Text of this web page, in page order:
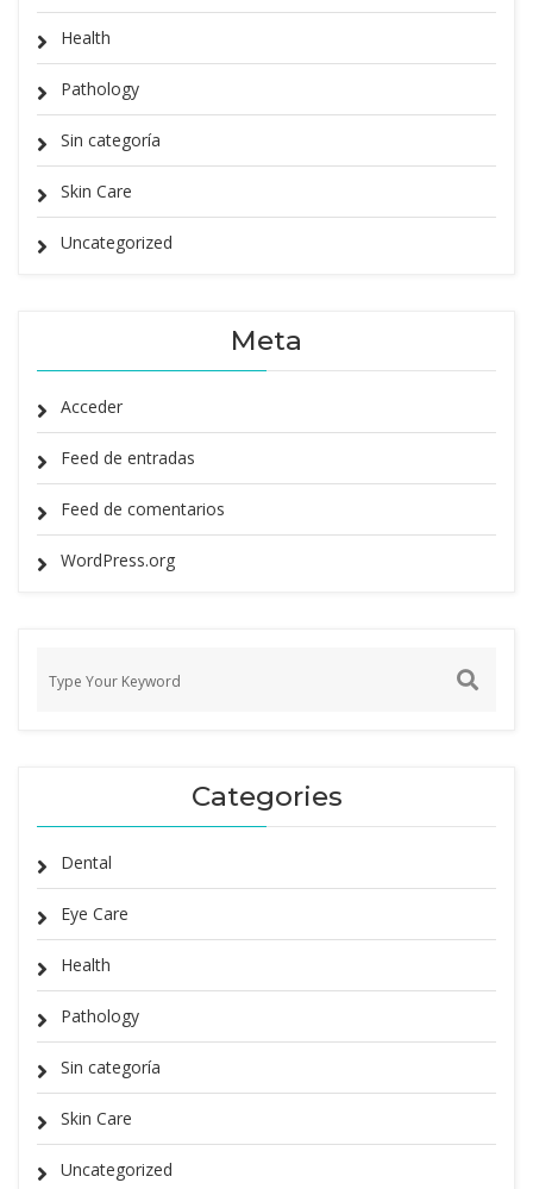
Health
Pathology
Sin categoría
Skin Care
Uncategorized
Meta
Acceder
Feed de entradas
Feed de comentarios
WordPress.org
Categories
Dental
Eye Care
Health
Pathology
Sin categoría
Skin Care
Uncategorized